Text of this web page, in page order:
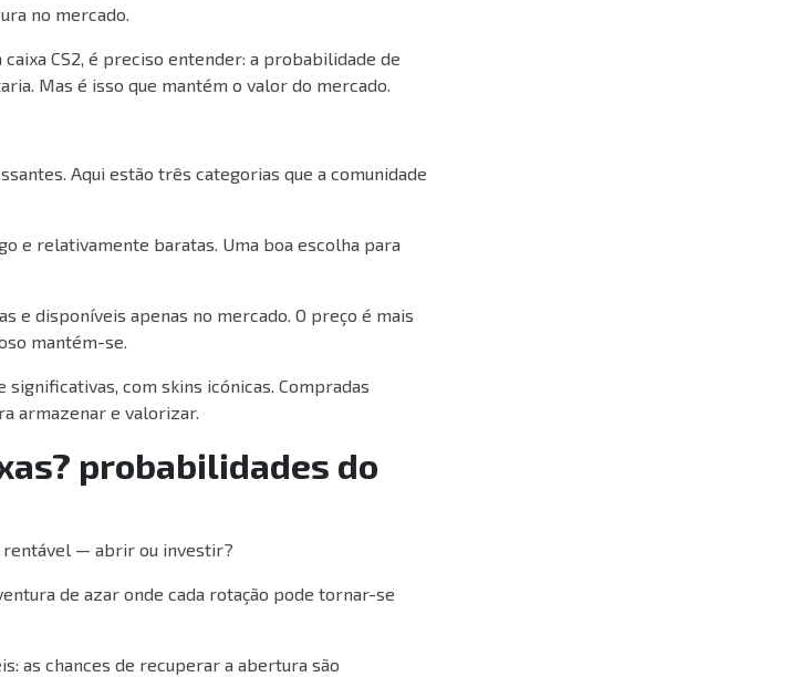
no mercado.
CS2, é preciso entender: a probabilidade de
Mas é isso que mantém o valor do mercado.
Aqui estão três categorias que a comunidade
e relativamente baratas. Uma boa escolha para
e disponíveis apenas no mercado. O preço é mais
mantém-se.
significativas, com skins icónicas. Compradas
armazenar e valorizar.
probabilidades do
rentável — abrir ou investir?
de azar onde cada rotação pode tornar-se
as chances de recuperar a abertura são